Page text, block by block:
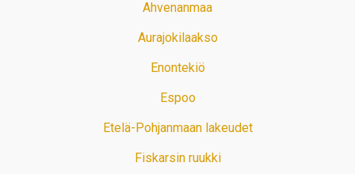
Ahvenanmaa
Aurajokilaakso
Enontekiö
Espoo
Etelä-Pohjanmaan lakeudet
Fiskarsin ruukki